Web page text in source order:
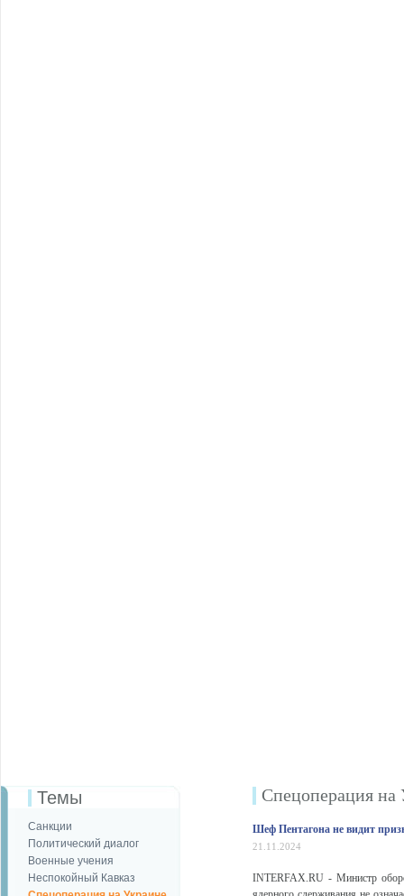
Темы
Санкции
Политический диалог
Военные учения
Неспокойный Кавказ
Спецоперация на
Шеф Пентагона не видит
21.11.2024
INTERFAX.RU - Министр